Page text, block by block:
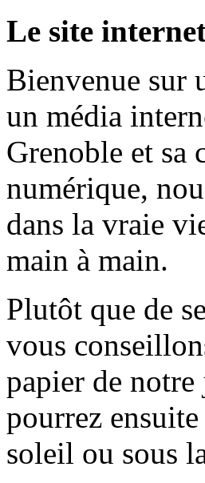
Le site
Bienvenue sur
un média
Grenoble et sa
numérique,
dans la vraie
main à main.
Plutôt que de
vous
papier de
pourrez
soleil ou sous